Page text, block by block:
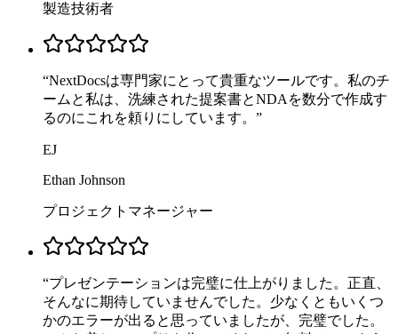
製造技術者
“NextDocsは専門家にとって貴重なツールです。私のチ
ームと私は、洗練された提案書とNDAを数分で作成す
るのにこれを頼りにしています。 ”
EJ
Ethan Johnson
プロジェクトマネージャー
“プレゼンテーションは完璧に仕上がりました。正直、
そんなに期待していませんでした。少なくともいくつ
かのエラーが出ると思っていましたが、完璧でした。